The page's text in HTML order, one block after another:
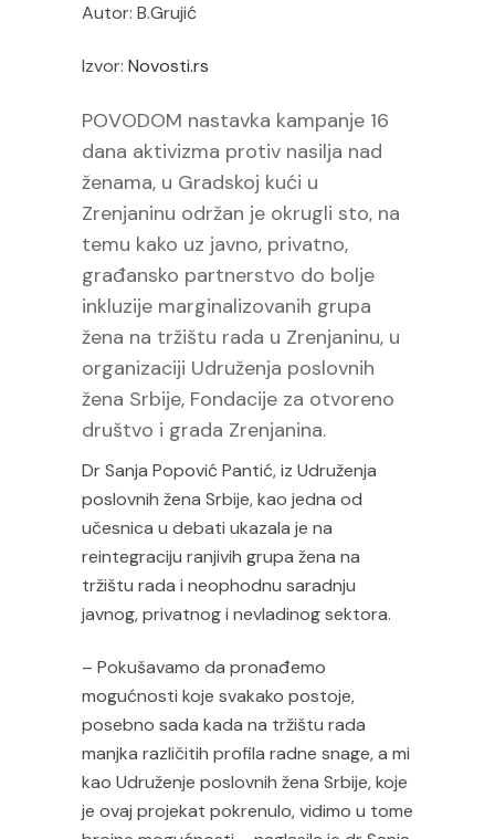
Autor: B.Grujić
Izvor: Novosti.rs
POVODOM nastavka kampanje 16
dana aktivizma protiv nasilja nad
ženama, u Gradskoj kući u
Zrenjaninu održan je okrugli sto, na
temu kako uz javno, privatno,
građansko partnerstvo do bolje
inkluzije marginalizovanih grupa
žena na tržištu rada u Zrenjaninu, u
organizaciji Udruženja poslovnih
žena Srbije, Fondacije za otvoreno
društvo i grada Zrenjanina.
Dr Sanja Popović Pantić, iz Udruženja
poslovnih žena Srbije, kao jedna od
učesnica u debati ukazala je na
reintegraciju ranjivih grupa žena na
tržištu rada i neophodnu saradnju
javnog, privatnog i nevladinog sektora.
– Pokušavamo da pronađemo
mogućnosti koje svakako postoje,
posebno sada kada na tržištu rada
manjka različitih profila radne snage, a mi
kao Udruženje poslovnih žena Srbije, koje
je ovaj projekat pokrenulo, vidimo u tome